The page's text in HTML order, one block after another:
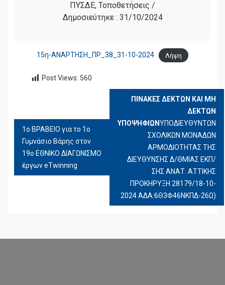
ΠΥΣΔΕ, Τοποθετήσεις /
Δημοσιεύτηκε : 31/10/2024
15η-ΑΝΑΡΤΗΣΗ_ΠΡ_38_31-10-2024 Λήψη
Post Views: 560
ΆΡΘΡΩΝ
1ο ΒΡΑΒΕΙΟ για το 1ο
Γυμνάσιο Βάρης στον
19ο ΕΘΝΙΚΟ ΔΙΑΓΩΝΙΣΜΟ
έργων eTwinning
ΠΙΝΑΚΕΣ ΔΕΚΤΩΝ ΚΑΙ ΜΗ
ΔΕΚΤΩΝ
ΥΠΟΨΗΦΙΩΝΥΠΟΔΙΕΥΘΥΝΤΩΝ
ΣΧΟΛΙΚΩΝ ΜΟΝΑΔΩΝ
ΑΡΜΟΔΙΟΤΗΤΑΣ ΤΗΣ
ΔΙΕΥΘΥΝΣΗΣ Δ/ΘΜΙΑΣ ΕΚΠ/
ΣΗΣ ΑΝΑΤ. ΑΤΤΙΚΗΣ
ΠΡΟΚΗΡΥΞΗ 28179/18-10-
2024 ΑΔΑ:6Θ3Φ46ΝΚΠΔ-26Ω)